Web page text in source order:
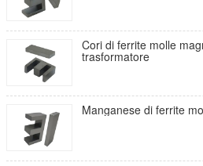
Cori di ferrite molle
trasformatore
Manganese di ferrite